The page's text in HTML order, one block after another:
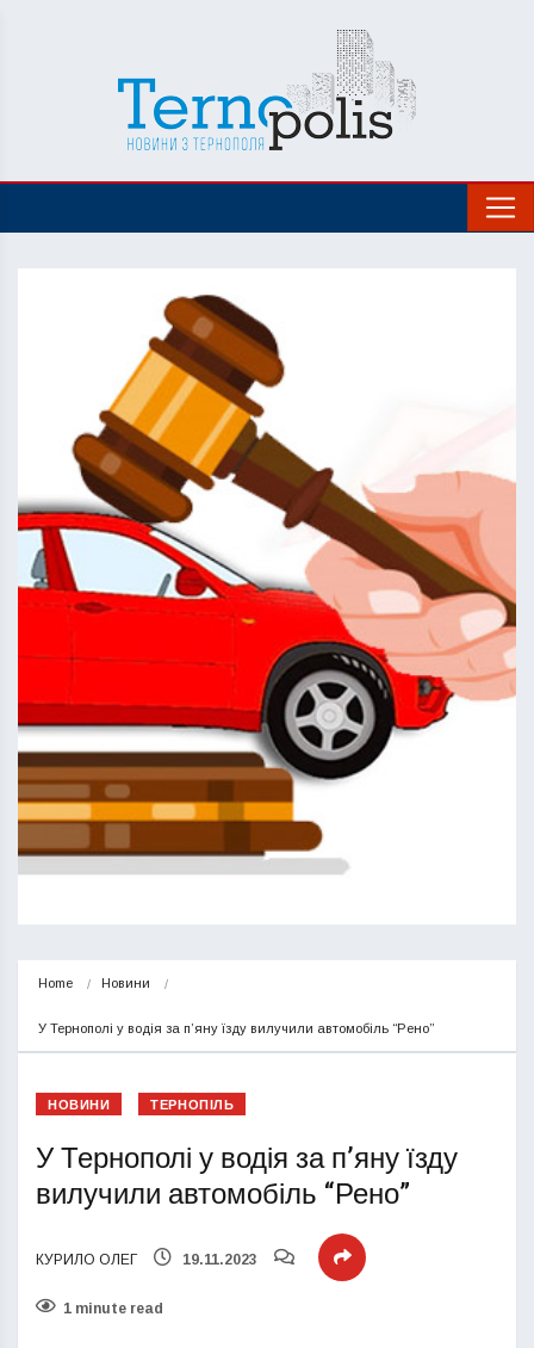
Home Новини
У Тернополі у водія за п’яну їзду вилучили автомобіль “Рено”
НОВИНИ ТЕРНОПІЛЬ
У Тернополі у водія за п’яну їзду
вилучили автомобіль “Рено”
КУРИЛО ОЛЕГ 19.11.2023
1 minute read